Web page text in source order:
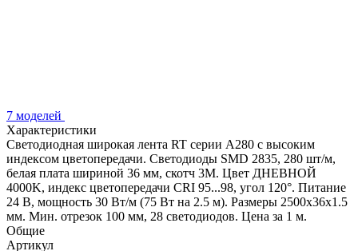
7 моделей
Характеристики
Светодиодная широкая лента RT серии A280 с высоким
индексом цветопередачи. Светодиоды SMD 2835, 280 шт/м,
белая плата шириной 36 мм, скотч 3М. Цвет ДНЕВНОЙ
4000K, индекс цветопередачи CRI 95...98, угол 120°. Питание
24 В, мощность 30 Вт/м (75 Вт на 2.5 м). Размеры 2500х36х1.5
мм. Мин. отрезок 100 мм, 28 светодиодов. Цена за 1 м.
Общие
Артикул